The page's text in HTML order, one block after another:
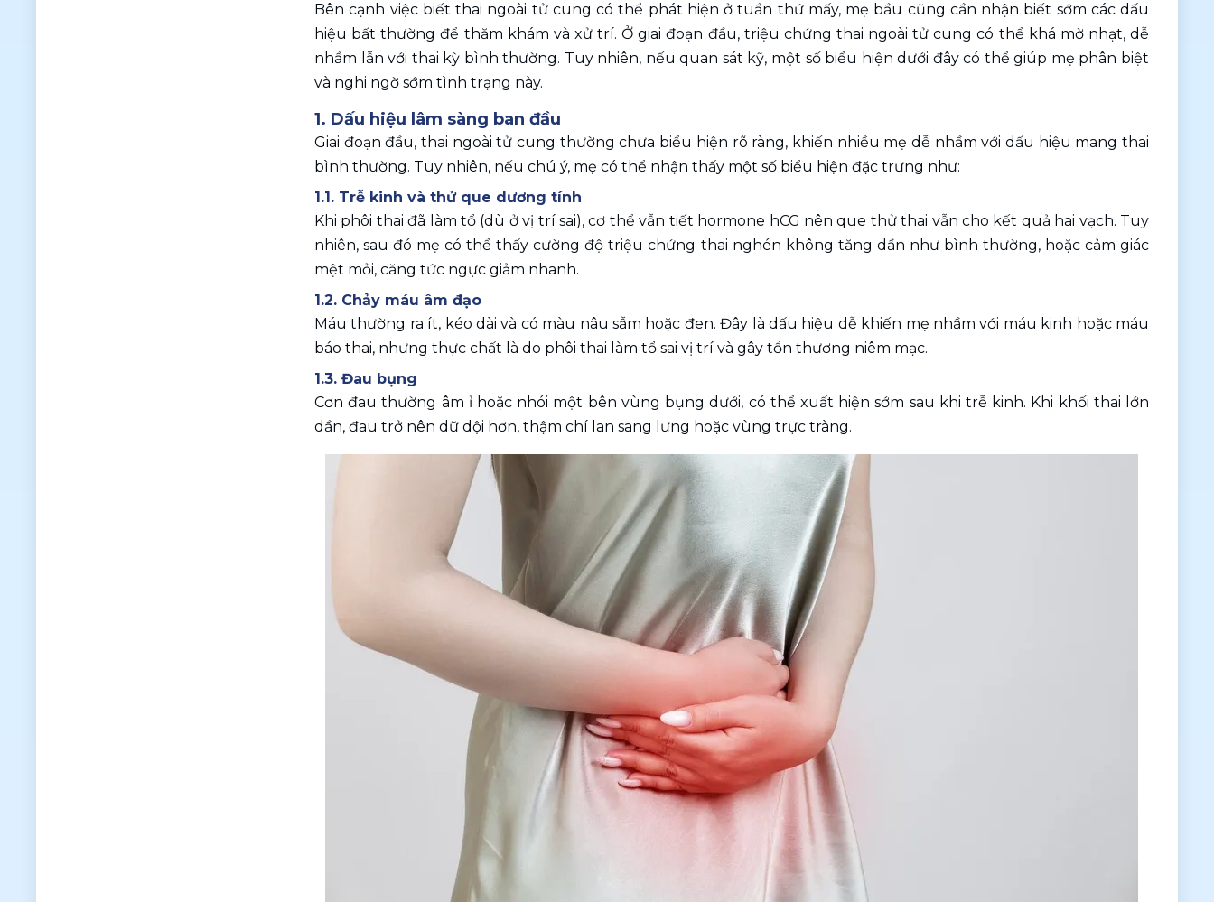
Bên cạnh việc biết thai ngoài tử cung có thể phát hiện ở tuần thứ mấy, mẹ bầu cũng cần nhận biết sớm các dấu
hiệu bất thường để thăm khám và xử trí. Ở giai đoạn đầu, triệu chứng thai ngoài tử cung có thể khá mờ nhạt, dễ
nhầm lẫn với thai kỳ bình thường. Tuy nhiên, nếu quan sát kỹ, một số biểu hiện dưới đây có thể giúp mẹ phân biệt
và nghi ngờ sớm tình trạng này.
1. Dấu hiệu lâm sàng ban đầu
Giai đoạn đầu, thai ngoài tử cung thường chưa biểu hiện rõ ràng, khiến nhiều mẹ dễ nhầm với dấu hiệu mang thai
bình thường. Tuy nhiên, nếu chú ý, mẹ có thể nhận thấy một số biểu hiện đặc trưng như:
1.1. Trễ kinh và thử que dương tính
Khi phôi thai đã làm tổ (dù ở vị trí sai), cơ thể vẫn tiết hormone hCG nên que thử thai vẫn cho kết quả hai vạch. Tuy
nhiên, sau đó mẹ có thể thấy cường độ triệu chứng thai nghén không tăng dần như bình thường, hoặc cảm giác
mệt mỏi, căng tức ngực giảm nhanh.
1.2. Chảy máu âm đạo
Máu thường ra ít, kéo dài và có màu nâu sẫm hoặc đen. Đây là dấu hiệu dễ khiến mẹ nhầm với máu kinh hoặc máu
báo thai, nhưng thực chất là do phôi thai làm tổ sai vị trí và gây tổn thương niêm mạc.
1.3. Đau bụng
Cơn đau thường âm ỉ hoặc nhói một bên vùng bụng dưới, có thể xuất hiện sớm sau khi trễ kinh. Khi khối thai lớn
dần, đau trở nên dữ dội hơn, thậm chí lan sang lưng hoặc vùng trực tràng.